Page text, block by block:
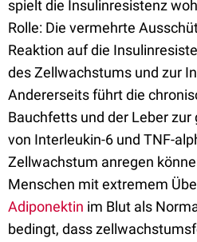
spielt die Insulinresistenz
Rolle: Die vermehrte
Reaktion auf die
des Zellwachstums und zur
Andererseits führt die
Bauchfetts und der Leber
von Interleukin-6 und TNF-
Zellwachstum anregen
Menschen mit extremem
Adiponektin im Blut als
bedingt, dass